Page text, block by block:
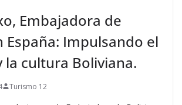
Embajadora de
España: Impulsando el
cultura Boliviana.
Turismo 12